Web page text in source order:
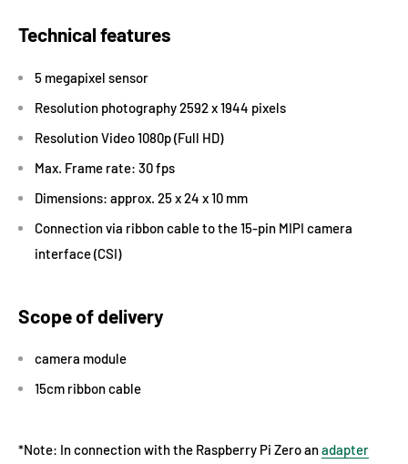
Technical features
5 megapixel sensor
Resolution photography 2592 x 1944 pixels
Resolution Video 1080p (Full HD)
Max. Frame rate: 30 fps
Dimensions: approx. 25 x 24 x 10 mm
Connection via ribbon cable to the 15-pin MIPI camera
interface (CSI)
Scope of delivery
camera module
15cm ribbon cable
*Note: In connection with the Raspberry Pi Zero anadapter